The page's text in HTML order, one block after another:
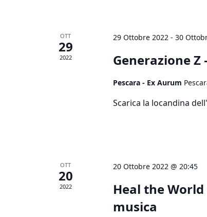
OTT
29
2022
29 Ottobre 2022- 30
Generazione Z
Pescara - Ex Aurum
Scarica la locandina
OTT
20
2022
20 Ottobre 2022 @ 20:45
Heal the
musica